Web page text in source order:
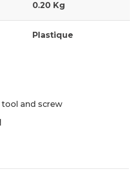
0.20 Kg
Plastique
tool and screw